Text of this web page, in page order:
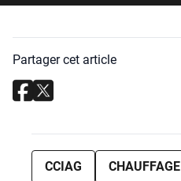
Partager cet article
CCIAG CHAUFFAGE